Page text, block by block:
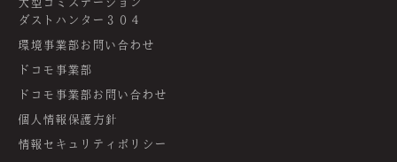
ダストハンター３０４
環境事業部お問い合わせ
ドコモ事業部
ドコモ事業部お問い合わせ
個人情報保護方針
情報セキュリティポリシー